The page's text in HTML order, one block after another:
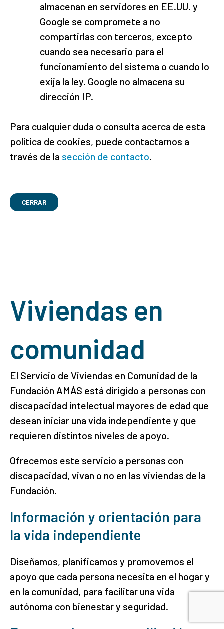
almacenan en servidores en EE.UU. y
Google se compromete a no
compartirlas con terceros, excepto
cuando sea necesario para el
funcionamiento del sistema o cuando lo
exija la ley. Google no almacena su
dirección IP.
Para cualquier duda o consulta acerca de esta
política de cookies, puede contactarnos a
través de la sección de contacto.
CERRAR
Viviendas en
comunidad
El Servicio de Viviendas en Comunidad de la
Fundación AMÁS está dirigido a personas con
discapacidad intelectual mayores de edad que
desean iniciar una vida independiente y que
requieren distintos niveles de apoyo.
Ofrecemos este servicio a personas con
discapacidad, vivan o no en las viviendas de la
Fundación.
Información y orientación para
la vida independiente
Diseñamos, planificamos y promovemos el
apoyo que cada persona necesita en el hogar y
en la comunidad, para facilitar una vida
autónoma con bienestar y seguridad.